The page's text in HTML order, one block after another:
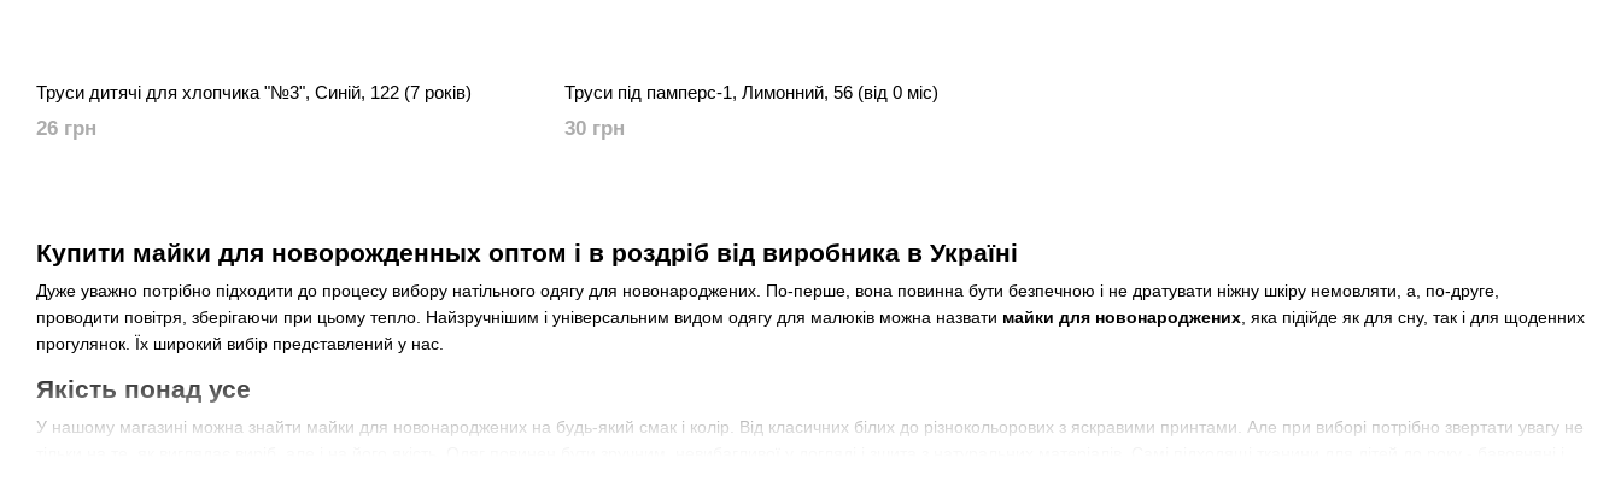
Купити майки для новорожденных оптом і в роздріб від виробника в Україні
Дуже уважно потрібно підходити до процесу вибору натільного одягу для новонароджених. По-перше, вона повинна бути безпечною і не дратувати ніжну шкіру немовляти, а, по-друге,
проводити повітря, зберігаючи при цьому тепло. Найзручнішим і універсальним видом одягу для малюків можна назвати майки для новонароджених , яка підійде як для сну, так і для щоденних
прогулянок. Їх широкий вибір представлений у нас.
Якість понад усе
У нашому магазині можна знайти майки для новонароджених на будь-який смак і колір. Від класичних білих до різнокольорових з яскравими принтами. Але при виборі потрібно звертати увагу не
Труси дитячі для хлопчика "№3", Синій, 122 (7 років)
26 грн
Труси під памперс-1, Лимонний, 56 (від 0 міс)
30 грн